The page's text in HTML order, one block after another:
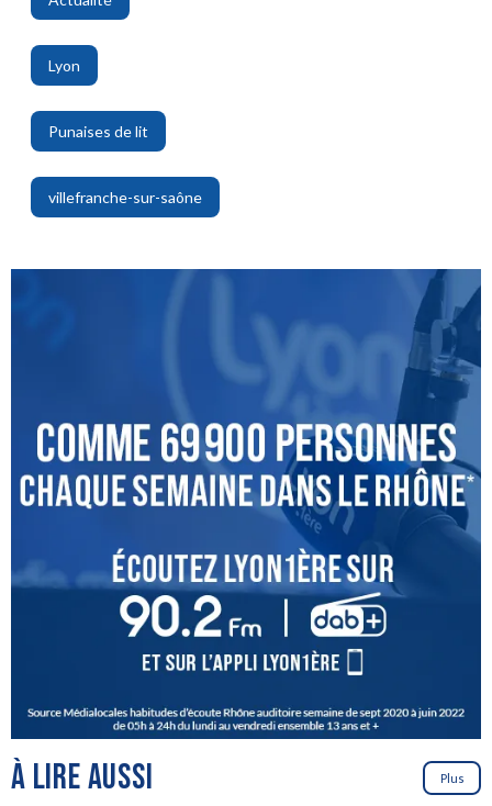
,
Lyon
,
Punaises de lit
,
villefranche-sur-saône
À LIRE AUSSI Plus